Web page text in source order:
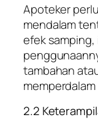
Apoteker
mendalam
efek
tambahan
2.2